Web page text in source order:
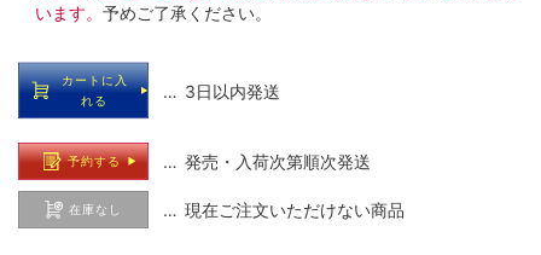
います。 予めご了承ください。
カートに入
れる
… 3日以内発送
予約する … 発売・入荷次第順次発送
在庫なし … 現在ご注文いただけない商品